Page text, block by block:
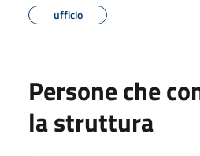
ufficio
Persone che
la struttura